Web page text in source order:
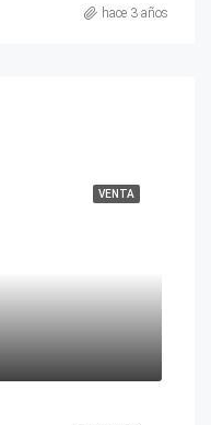
hace 3 años
VENTA